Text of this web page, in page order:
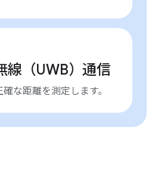
線（UWB）通信
な距離を測定します。